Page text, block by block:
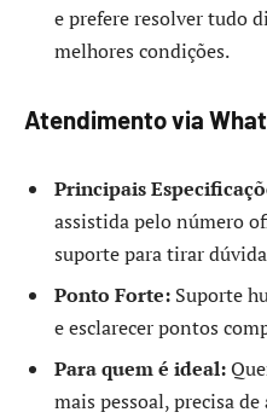
e prefere resolver tudo
melhores condições.
Atendimento via
Principais
assistida pelo número
suporte para tirar
Ponto Forte: Suporte
e esclarecer pontos
Para quem é ideal:
mais pessoal, precisa